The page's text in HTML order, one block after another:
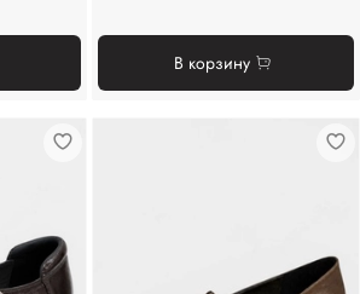
В корзину